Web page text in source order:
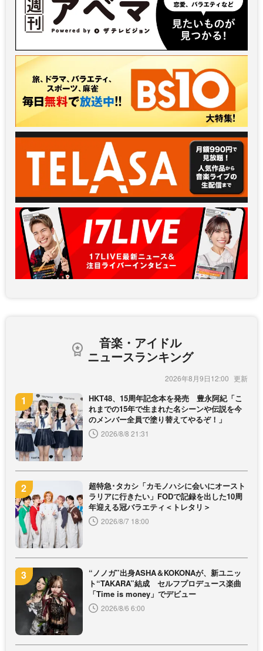
音楽・アイドル
ニュースランキング
2026年8月9日12:00
HKT48、15周年記念本を発売 豊永阿紀「こ
れまでの15年で生まれた名シーンや伝説を今
のメンバー全員で塗り替えてやるぞ！」
2026/8/8 21:31
超特急･タカシ「カモノハシに会いにオースト
ラリアに行きたい」FODで記録を出した10周
年迎える冠バラエティ＜トレタリ＞
2026/8/7 18:00
“ノノガ”出身ASHA＆KOKONAが、新ユニッ
ト“TAKARA”結成 セルフプロデュース楽曲
「Time is money」でデビュー
2026/8/6 6:00